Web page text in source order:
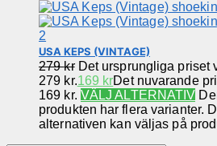
USA KEPS (VINTAGE)
279kr Det ursprungliga priset
279 kr.169 krDet nuvarande
169 kr. VÄLJ ALTERNATIV
produkten har flera varianter.
alternativen kan väljas på